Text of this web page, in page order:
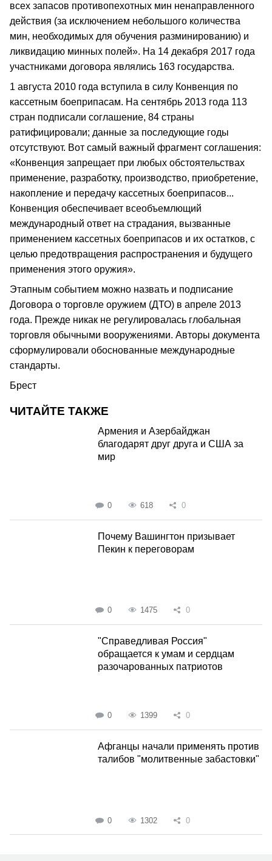
всех запасов противопехотных мин ненаправленного
действия (за исключением небольшого количества
мин, необходимых для обучения разминированию) и
ликвидацию минных полей». На 14 декабря 2017 года
участниками договора являлись 163 государства.
1 августа 2010 года вступила в силу Конвенция по
кассетным боеприпасам. На сентябрь 2013 года 113
стран подписали соглашение, 84 страны
ратифицировали; данные за последующие годы
отсутствуют. Вот самый важный фрагмент соглашения:
«Конвенция запрещает при любых обстоятельствах
применение, разработку, производство, приобретение,
накопление и передачу кассетных боеприпасов...
Конвенция обеспечивает всеобъемлющий
международный ответ на страдания, вызванные
применением кассетных боеприпасов и их остатков, с
целью предотвращения распространения и будущего
применения этого оружия».
Этапным событием можно назвать и подписание
Договора о торговле оружием (ДТО) в апреле 2013
года. Прежде никак не регулировалась глобальная
торговля обычными вооружениями. Авторы документа
сформулировали обоснованные международные
стандарты.
Брест
ЧИТАЙТЕ ТАКЖЕ
Армения и Азербайджан
благодарят друг друга и США за
мир
0 618 0
Почему Вашингтон призывает
Пекин к переговорам
0 1475 0
"Справедливая Россия"
обращается к умам и сердцам
разочарованных патриотов
0 1399 0
Афганцы начали применять против
талибов "молитвенные забастовки"
0 1302 0